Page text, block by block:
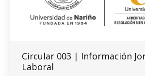
Circular 003 | Información
Laboral